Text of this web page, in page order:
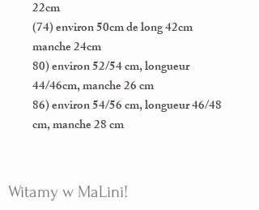
22cm
(74) environ 50cm de long 42cm
manche 24cm
80) environ 52/54 cm, longueur
44/46cm, manche 26 cm
86) environ 54/56 cm, longueur 46/48
cm, manche 28 cm
Witamy w MaLini!